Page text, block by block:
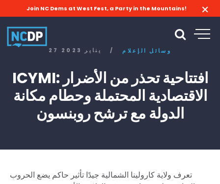
Join NC Dems at West Fest, a Party in the Mountains!
27 يناير 2023 / وسائل الإعلام
ICYMI: افتتاحية تحذر من الأضرار
الاقتصادية المحتملة وحطام مكانة
الدولة مع ترشح روبنسون
تعرف ولاية كارولينا الشمالية جيدًا تأثير حاكم يضع الحروب